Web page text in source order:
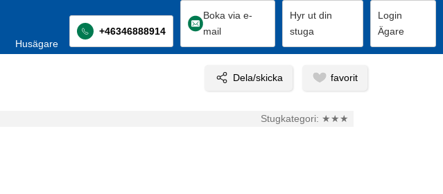
Husägare
+46346888914
Boka via e-
mail
Hyr ut din
stuga
Login
Ägare
Stugkategori: ★★★